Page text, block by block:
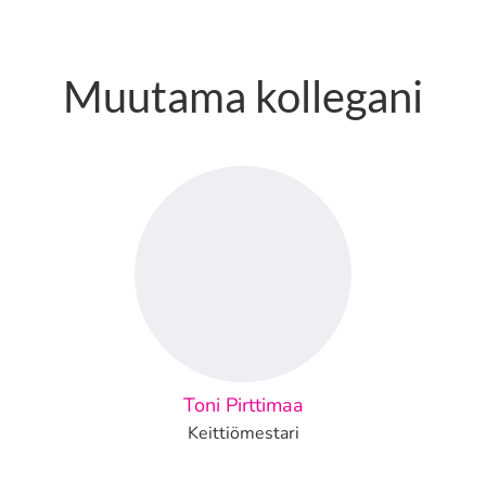
Muutama kollegani
Toni Pirttimaa
Keittiömestari